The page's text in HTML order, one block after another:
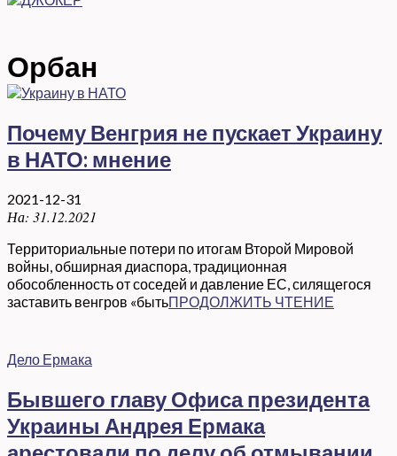
Орбан
Почему Венгрия не пускает Украину
в НАТО: мнение
2021-12-31
На: 31.12.2021
Территориальные потери по итогам Второй Мировой
войны, обширная диаспора, традиционная
обособленность от соседей и давление ЕС, силящегося
заставить венгров «бытьПРОДОЛЖИТЬ ЧТЕНИЕ
Дело Ермака
Бывшего главу Офиса президента
Украины Андрея Ермака